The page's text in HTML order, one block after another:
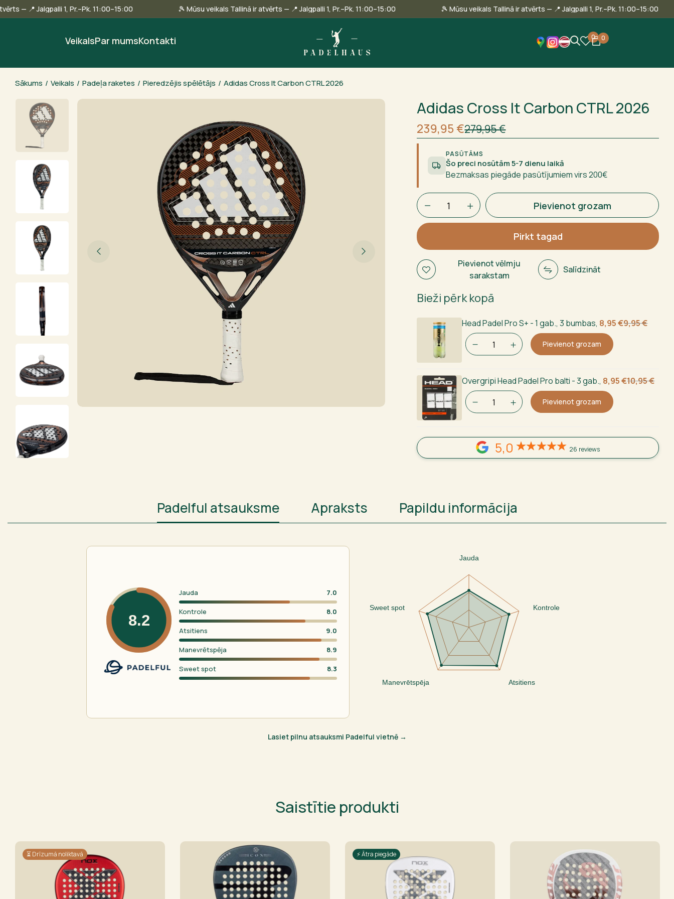
ir atvērts — 📍 Jalgpalli 1, Pr.–Pk. 11:00–15:00 🎾 Mūsu veikals Tallinā ir atvērts — 📍 Jalgpalli 1, Pr.–Pk. 11:00–15:00 🎾 Mūsu veikals Tallinā ir atvērts — 📍 Jalgpalli 1, Pr.–Pk.
VeikalsPar mumsKontakti 0 0
Sākums / Veikals / Padeļa raketes / Pieredzējis spēlētājs / Adidas Cross It Carbon CTRL 2026
Adidas Cross It Carbon CTRL 2026
279,95€
Sākotnējā
cena
bija:
279,95 €.
239,95 €
Current
price
is:239,95 €.
PASŪTĀMS
Šo preci nosūtām 5-7 dienu laikā
Bezmaksas piegāde pasūtījumiem virs 200€
Adidas
Cross
It
Carbon
CTRL
2026
daudzums
Pievienot grozam
Pirkt tagad
Pievienot vēlmju
sarakstam
Salīdzināt
Bieži pērk kopā
Head Padel Pro S+ - 1 gab., 3 bumbas, 9,95€
Sākotnējā
cena
bija:
9,95 €.
8,95€
Current
price
is:
8,95 €.
Pievienot grozam
Overgripi Head Padel Pro balti - 3 gab., 10,95€
Sākotnējā
cena
bija:
10,95 €.
8,95€
Current
price
8,95 €.
Pievienot grozam
5,0 26 reviews
Padelful atsauksme Apraksts Papildu informācija
8.2
Jauda 7.0
Kontrole 8.0
Atsitiens 9.0
Manevrētspēja 8.9
Sweet spot 8.3
Jauda
Kontrole
Atsitiens
Manevrētspēja
Sweet spot
Lasiet pilnu atsauksmi Padelful vietnē →
Saistītie produkti
⏳ Drīzumā noliktavā ⚡ Ātra piegāde